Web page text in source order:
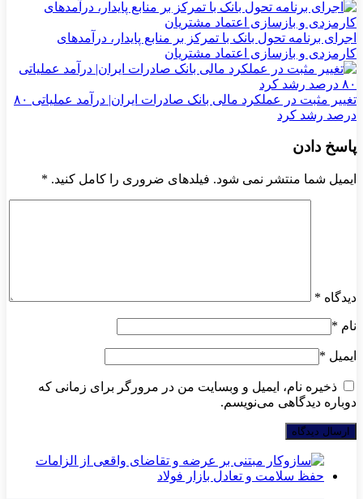
اجرای برنامه تحول بانک با تمرکز بر منابع پایدار، درآمدهای
کارمزدی و بازسازی اعتماد مشتریان
تغییر مثبت در عملکرد مالی بانک صادرات ایران| درآمد عملیاتی ۸۰
درصد رشد کرد
پاسخ دادن
ایمیل شما منتشر نمی شود. فیلدهای ضروری را کامل کنید. *
دیدگاه *
نام *
ایمیل *
ذخیره نام، ایمیل و وبسایت من در مرورگر برای زمانی که
دوباره دیدگاهی می‌نویسم.